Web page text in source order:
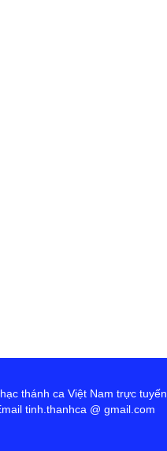
thánh ca Việt Nam trực tuyến.
tinh.thanhca @ gmail.com